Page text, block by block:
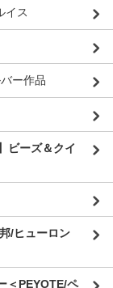
イス
ー作品
ビーズ＆クイ
/ヒューロン
＜PEYOTE/ペ